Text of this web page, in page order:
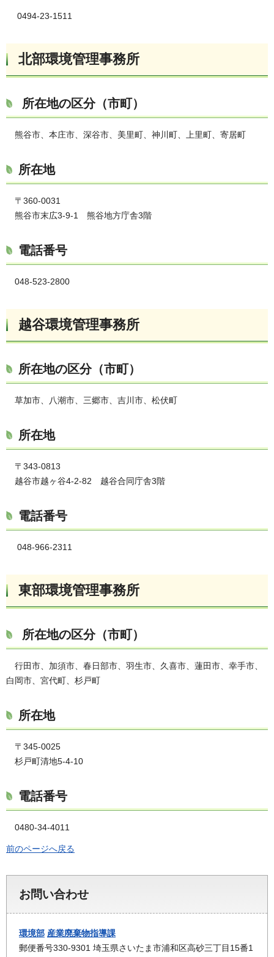
0494-23-1511
北部環境管理事務所
所在地の区分（市町）
熊谷市、本庄市、深谷市、美里町、神川町、上里町、寄居町
所在地
〒360-0031
熊谷市末広3-9-1 熊谷地方庁舎3階
電話番号
048-523-2800
越谷環境管理事務所
所在地の区分（市町）
草加市、八潮市、三郷市、吉川市、松伏町
所在地
〒343-0813
越谷市越ヶ谷4-2-82 越谷合同庁舎3階
電話番号
048-966-2311
東部環境管理事務所
所在地の区分（市町）
行田市、加須市、春日部市、羽生市、久喜市、蓮田市、幸手市、
白岡市、宮代町、杉戸町
所在地
〒345-0025
杉戸町清地5-4-10
電話番号
0480-34-4011
前のページへ戻る
お問い合わせ
環境部 産業廃棄物指導課
郵便番号330-9301 埼玉県さいたま市浦和区高砂三丁目15番1